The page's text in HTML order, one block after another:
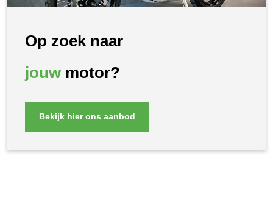
Op zoek naar
jouwmotor?
Bekijk hier ons aanbod